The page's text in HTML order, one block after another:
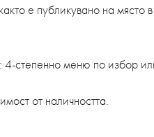
е публикувано на място
степенно меню по избор
от наличността.